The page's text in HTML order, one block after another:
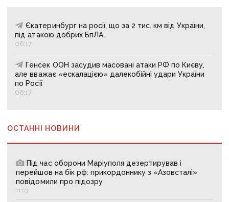
Єкатеринбург на росії, що за 2 тис. км від України,
під атакою добрих БпЛА.
06:17
Генсек ООН засудив масовані атаки РФ по Києву,
але вважає «ескалацією» далекобійні удари України
по Росії
06:17
ОСТАННІ НОВИНИ
Під час оборони Маріуполя дезертирував і
перейшов на бік рф: прикордоннику з «Азовсталі»
повідомили про підозру
11:03